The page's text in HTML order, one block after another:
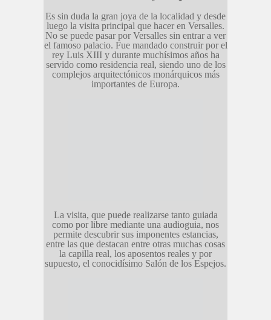
Es sin duda la gran joya de la localidad y desde
luego la visita principal que hacer en Versalles.
No se puede pasar por Versalles sin entrar a ver
el famoso palacio. Fue mandado construir por el
rey Luis XIII y durante muchísimos años ha
servido como residencia real, siendo uno de los
complejos arquitectónicos monárquicos más
importantes de Europa.
La visita, que puede realizarse tanto guiada
como por libre mediante una audioguia, nos
permite descubrir sus imponentes estancias,
entre las que destacan entre otras muchas cosas
la capilla real, los aposentos reales y por
supuesto, el conocidísimo Salón de los Espejos.